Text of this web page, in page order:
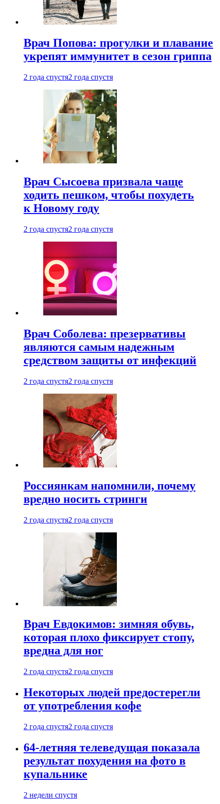
Врач Попова: прогулки и плавание
укрепят иммунитет в сезон гриппа
2 года спустя2 года спустя
Врач Сысоева призвала чаще
ходить пешком, чтобы похудеть
к Новому году
2 года спустя2 года спустя
Врач Соболева: презервативы
являются самым надежным
средством защиты от инфекций
2 года спустя2 года спустя
Россиянкам напомнили, почему
вредно носить стринги
2 года спустя2 года спустя
Врач Евдокимов: зимняя обувь,
которая плохо фиксирует стопу,
вредна для ног
2 года спустя2 года спустя
Некоторых людей предостерегли
от употребления кофе
2 года спустя2 года спустя
64-летняя телеведущая показала
результат похудения на фото в
купальнике
2 недели спустя